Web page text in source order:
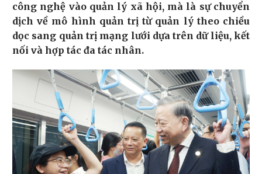
công nghệ vào quản lý xã hội, mà là sự chuyển
dịch về mô hình quản trị từ quản lý theo chiều
dọc sang quản trị mạng lưới dựa trên dữ liệu, kết
nối và hợp tác đa tác nhân.